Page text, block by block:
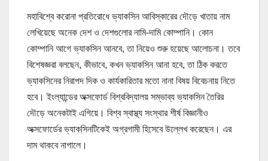
মহাবিশ্বে করোনা প্রতিরোধে ভ্যাকসিন আবিস্কারের দৌড়ে খাতায় নাম
লেখিয়েছে অনেক দেশ ও দেশগুলোর নামি-দামি কোম্পানি। কোন
কোম্পানি আগে ভ্যাকসিন আনবে, তা নিয়েও শুরু হয়েছে আলোচনা। তবে
বিশেষজ্ঞরা বলছেন, কীভাবে, কখন ভ্যাকসিন আনা হবে, তা ঠিক করতে
ভ্যাকসিনের নিরাপদ দিক ও কার্যকারিতার মতো নানা বিষয় বিবেচনায় নিতে
হবে। ইংল্যান্ডের অক্সফোর্ড বিশ্ববিদ্যালয় সম্ভাব্য ভ্যাকসিন তৈরির
দৌড়ে অনেকটাই এগিয়ে। বিশ্ব স্বাস্থ্য সংস্থার শীর্ষ বিজ্ঞানীও
অক্সফোর্ডের ভ্যাকসিনটিকেই অগ্রগামী হিসেবে উল্লেখ করেছেন। এর
দাম থাকবে নাগালে।